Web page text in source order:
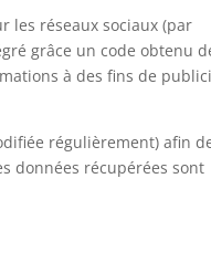
les réseaux sociaux (par
grâce un code obtenu
à des fins de
régulièrement) afin
données récupérées sont